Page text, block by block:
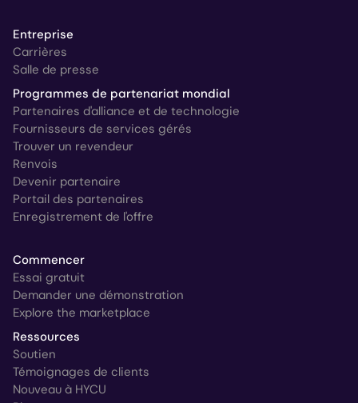
Entreprise
Carrières
Salle de presse
Programmes de partenariat mondial
Partenaires d'alliance et de technologie
Fournisseurs de services gérés
Trouver un revendeur
Renvois
Devenir partenaire
Portail des partenaires
Enregistrement de l'offre
Commencer
Essai gratuit
Demander une démonstration
Explore the marketplace
Ressources
Soutien
Témoignages de clients
Nouveau à HYCU